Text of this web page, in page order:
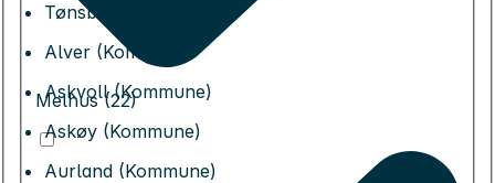
Tønsberg (Kommune)
Alver (Kommune)
Askvoll (Kommune)
Askøy (Kommune)
Aurland (Kommune)
Melhus (22)